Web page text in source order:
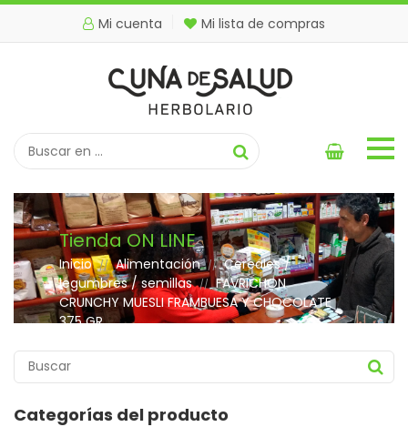
Mi cuenta Mi lista de compras
Tienda ON LINE
Inicio // Alimentación // Cereales /
legumbres / semillas // FAVRICHON
CRUNCHY MUESLI FRAMBUESA Y CHOCOLATE
375 GR
Categorías del producto